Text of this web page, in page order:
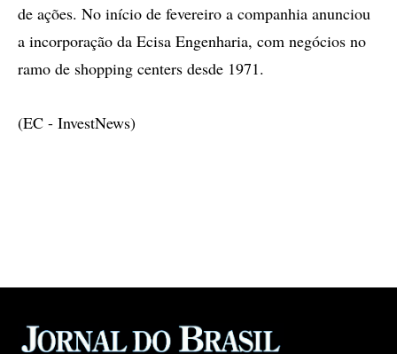
de ações. No início de fevereiro a companhia anunciou
a incorporação da Ecisa Engenharia, com negócios no
ramo de shopping centers desde 1971.
(EC - InvestNews)